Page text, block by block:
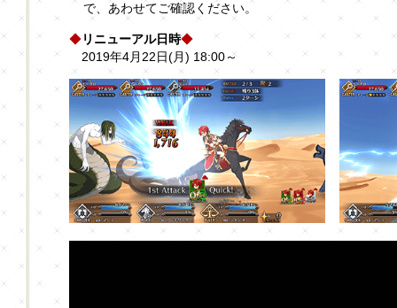
で、あわせてご確認ください。
◆リニューアル日時◆
2019年4月22日(月) 18:00～